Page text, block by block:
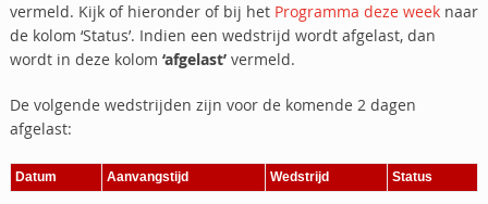
vermeld. Kijk of hieronder of bij het Programma deze weeknaar
de kolom ‘Status’. Indien een wedstrijd wordt afgelast, dan
wordt in deze kolom ‘afgelast’vermeld.
De volgende wedstrijden zijn voor de komende 2 dagen
afgelast:
Datum Aanvangstijd Wedstrijd Status